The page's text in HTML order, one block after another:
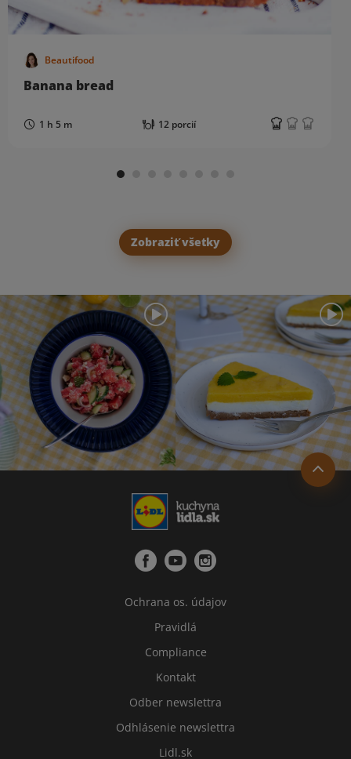
Beautifood
Banana bread
1 h 5 m 12 porcií
Zobraziť všetky
Ochrana os. údajov
Pravidlá
Compliance
Kontakt
Odber newslettra
Odhlásenie newslettra
Lidl.sk